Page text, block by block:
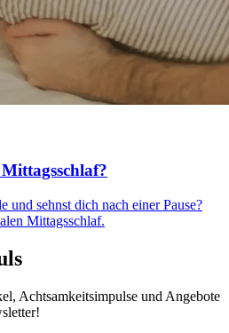
und sehnst dich nach einer Pause?
Mittagsschlaf.
Achtsamkeitsimpulse und Angebote